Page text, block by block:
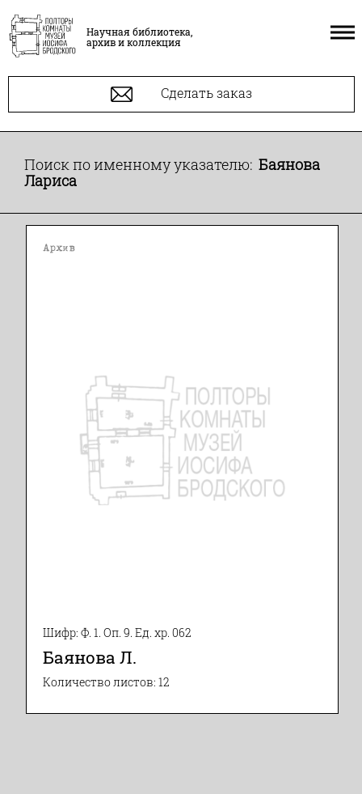
Научная библиотека,
архив и коллекция
Сделать заказ
Поиск по именному указателю: Баянова
Лариса
Архив
Шифр: Ф. 1. Оп. 9. Ед. хр. 062
Баянова Л.
Количество листов: 12